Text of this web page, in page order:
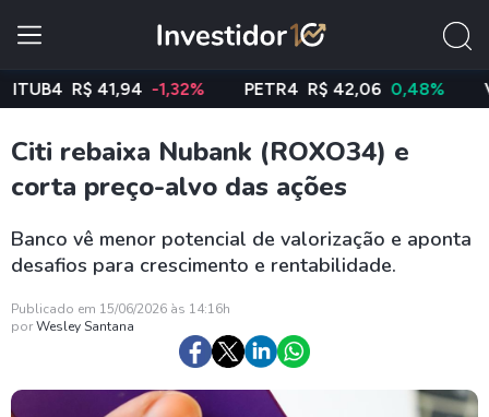
R$ 41,94 -1,32% PETR4 R$ 42,06 0,48%
Citi rebaixa Nubank (ROXO34) e
corta preço-alvo das ações
Banco vê menor potencial de valorização e aponta
desafios para crescimento e rentabilidade.
Publicado em 15/06/2026 às 14:16h
porWesley Santana